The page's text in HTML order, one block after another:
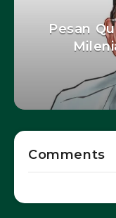
Pesan
Comments